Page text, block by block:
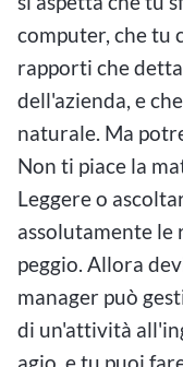
computer, che tu
rapporti che
dell'azienda, e
naturale. Ma
Non ti piace la
Leggere o
assolutamente le
peggio. Allora
manager può
di un'attività